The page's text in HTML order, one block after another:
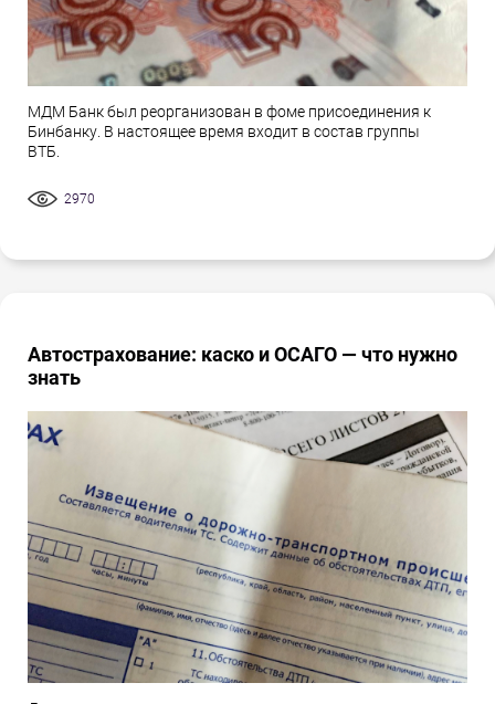
МДМ Банк был реорганизован в фоме присоединения к
Бинбанку. В настоящее время входит в состав группы
ВТБ.
2970
Автострахование: каско и ОСАГО — что нужно
знать